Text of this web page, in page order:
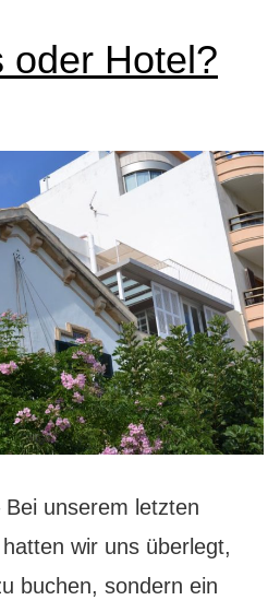
oder Hotel?
unserem letzten
wir uns überlegt,
buchen, sondern ein